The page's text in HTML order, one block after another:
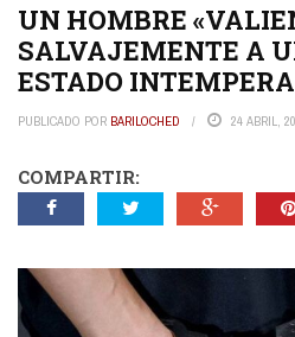
UN HOMBRE
SALVAJEMENTE A
ESTADO
PUBLICADO POR BARILOCHED 24 ABRIL,
COMPARTIR: